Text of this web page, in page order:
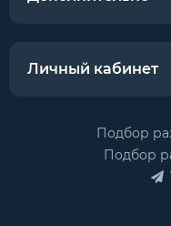
Личный кабинет
Подбор
Подбор